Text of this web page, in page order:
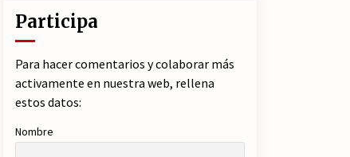
Participa
Para hacer comentarios y colaborar más
activamente en nuestra web, rellena
estos datos:
Nombre